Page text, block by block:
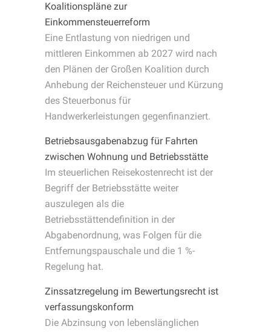
Koalitionspläne zur
Einkommensteuerreform
Eine Entlastung von niedrigen und
mittleren Einkommen ab 2027 wird nach
den Plänen der Großen Koalition durch
Anhebung der Reichensteuer und Kürzung
des Steuerbonus für
Handwerkerleistungen gegenfinanziert.
Betriebsausgabenabzug für Fahrten
zwischen Wohnung und Betriebsstätte
Im steuerlichen Reisekostenrecht ist der
Begriff der Betriebsstätte weiter
auszulegen als die
Betriebsstättendefinition in der
Abgabenordnung, was Folgen für die
Entfernungspauschale und die 1 %-
Regelung hat.
Zinssatzregelung im Bewertungsrecht ist
verfassungskonform
Die Abzinsung von lebenslänglichen